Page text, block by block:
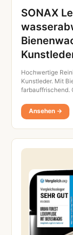
SONAX
Hochwertige
Kunstleder. Mit
farbauffrischend.
Ansehen →